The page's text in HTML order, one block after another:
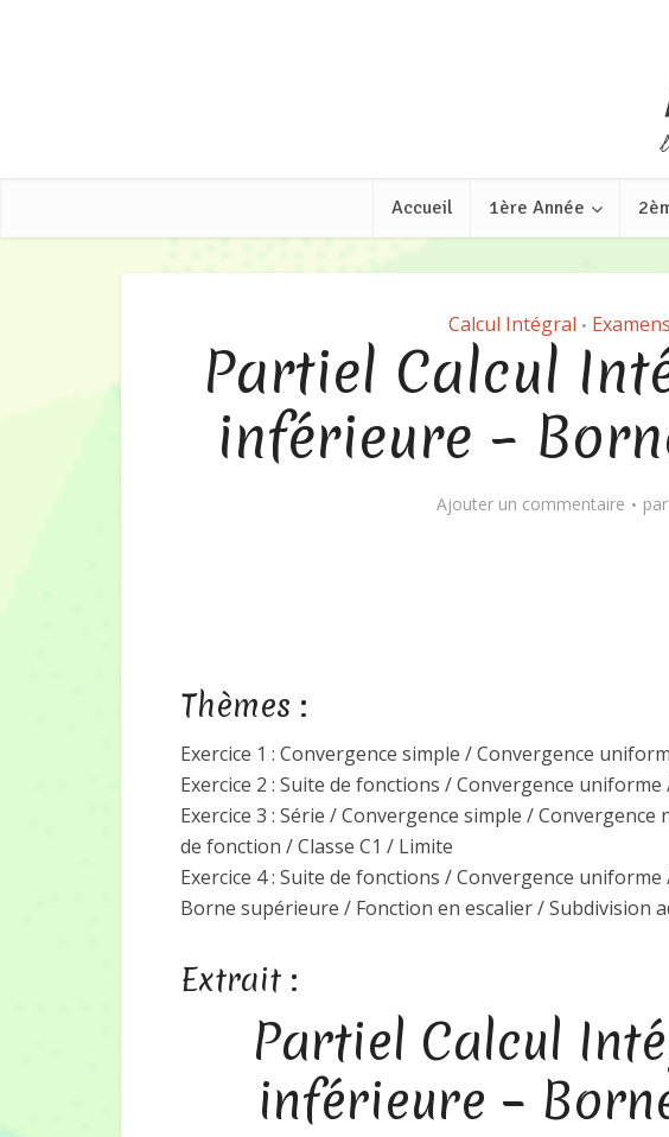
Accueil 1ère Année
Calcul Intégral •
Partiel Calcul
inférieure –
Ajouter un commentaire par
Thèmes :
Exercice 1 : Convergence simple / Convergence
Exercice 2 : Suite de fonctions / Convergence
Exercice 3 : Série / Convergence simple /
de fonction / Classe C1 / Limite
Exercice 4 : Suite de fonctions / Convergence
Borne supérieure / Fonction en escalier / Subdivision
Extrait :
Partiel Calcul
inférieure –